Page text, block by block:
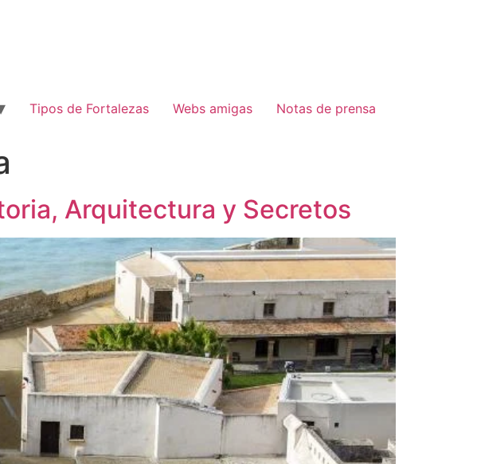
Tipos de Fortalezas Webs amigas Notas de prensa
Arquitectura y Secretos